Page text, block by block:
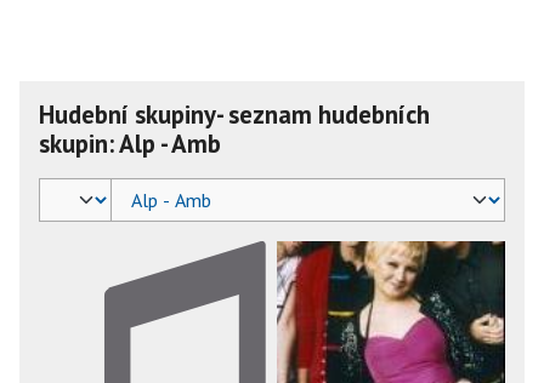
Hudební skupiny- seznam hudebních
skupin: Alp - Amb